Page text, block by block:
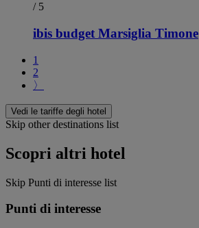
/ 5
ibis budget Marsiglia Timone
1
2
〉
Vedi le tariffe degli hotel
Skip other destinations list
Scopri altri hotel
Skip Punti di interesse list
Punti di interesse